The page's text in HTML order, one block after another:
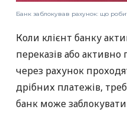
Банк заблокував рахунок: що
Коли клієнт банку
переказів або
через рахунок
дрібних платежів,
банк може